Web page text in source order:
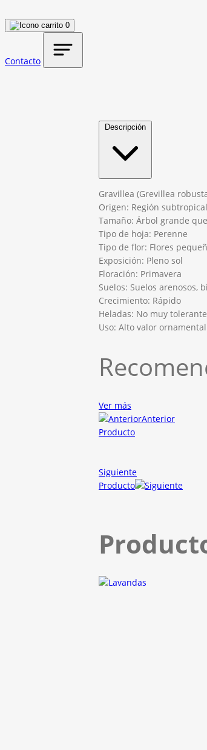
0
Contacto
Descripción
Gravillea (Grevillea
Origen: Región
Tamaño: Árbol grande
Tipo de hoja: Perenne
Tipo de flor: Flores
Exposición: Pleno sol
Floración: Primavera
Suelos: Suelos arenosos,
Crecimiento: Rápido
Heladas: No muy tolerante
Uso: Alto valor ornamental
Ver más
Anterior
Producto
Siguiente
Producto